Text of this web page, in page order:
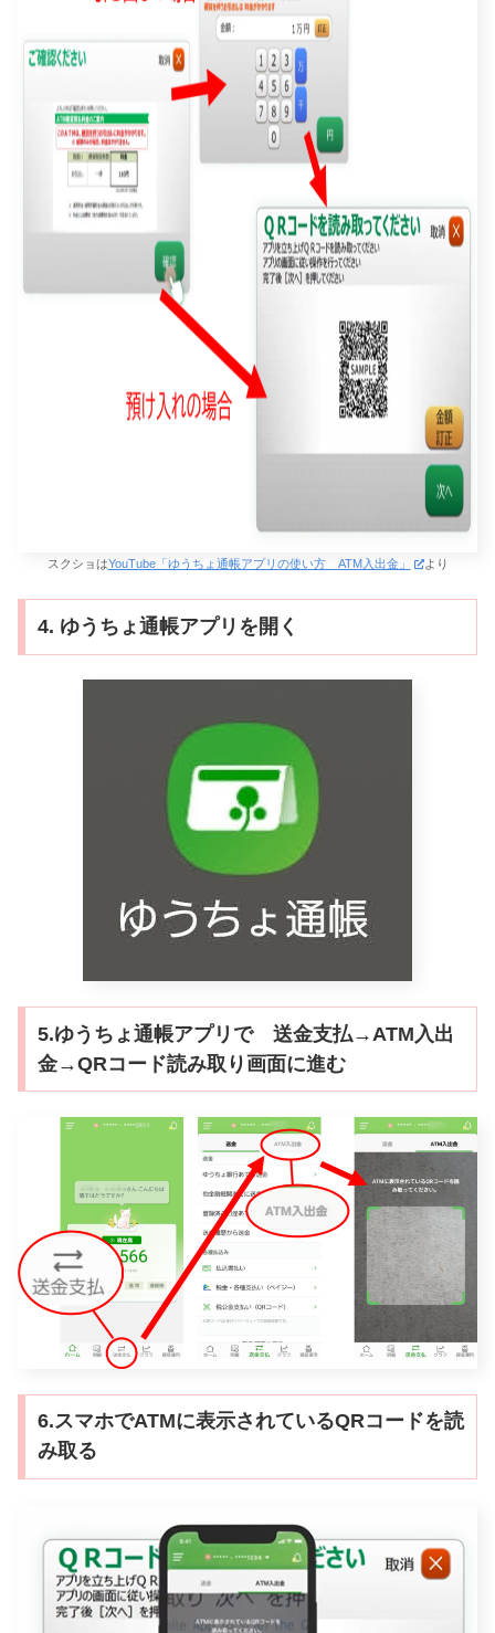
スクショはYouTube「ゆうちょ通帳アプリの使い方 ATM入出金」 より
4. ゆうちょ通帳アプリを開く
5.ゆうちょ通帳アプリで 送金支払→ATM入出
金→QRコード読み取り画面に進む
6.スマホでATMに表示されているQRコードを読
み取る